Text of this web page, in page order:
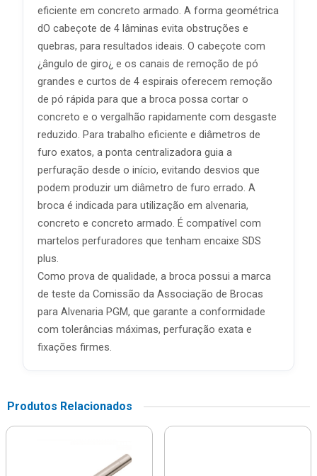
eficiente em concreto armado. A forma geométrica
dO cabeçote de 4 lâminas evita obstruções e
quebras, para resultados ideais. O cabeçote com
¿ângulo de giro¿ e os canais de remoção de pó
grandes e curtos de 4 espirais oferecem remoção
de pó rápida para que a broca possa cortar o
concreto e o vergalhão rapidamente com desgaste
reduzido. Para trabalho eficiente e diâmetros de
furo exatos, a ponta centralizadora guia a
perfuração desde o início, evitando desvios que
podem produzir um diâmetro de furo errado. A
broca é indicada para utilização em alvenaria,
concreto e concreto armado. É compatível com
martelos perfuradores que tenham encaixe SDS
plus.
Como prova de qualidade, a broca possui a marca
de teste da Comissão da Associação de Brocas
para Alvenaria PGM, que garante a conformidade
com tolerâncias máximas, perfuração exata e
fixações firmes.
Produtos Relacionados